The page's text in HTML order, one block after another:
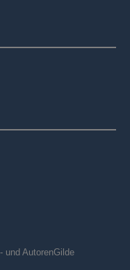
und AutorenGilde